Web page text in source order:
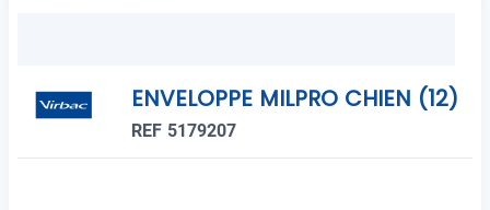
ENVELOPPE MILPRO CHIEN (12)
REF 5179207